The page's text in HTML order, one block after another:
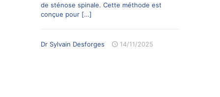
de sténose spinale. Cette méthode est
conçue pour […]
Dr Sylvain Desforges 14/11/2025